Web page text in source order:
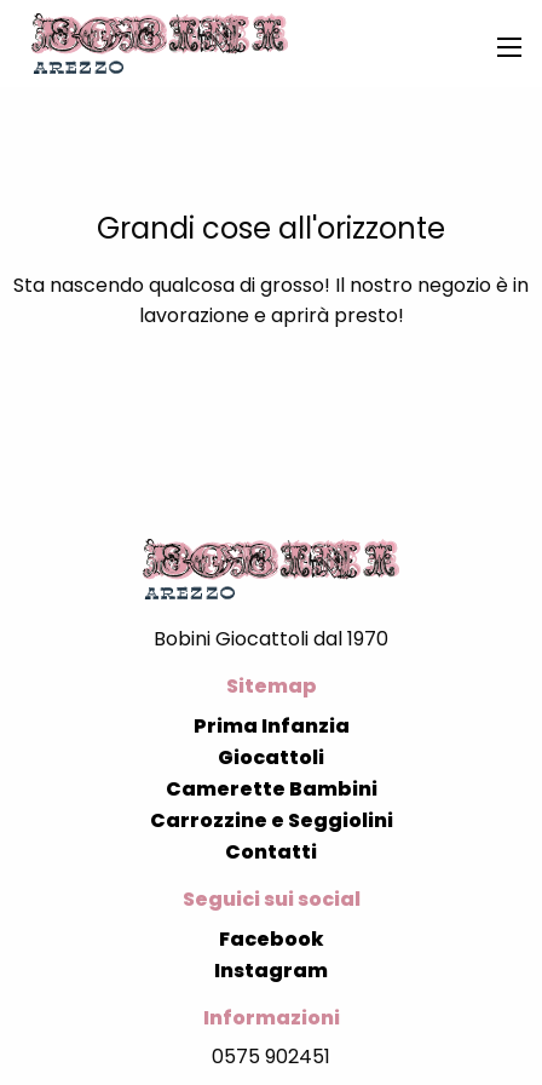
Grandi cose all'orizzonte
Sta nascendo qualcosa di grosso! Il nostro negozio è in
lavorazione e aprirà presto!
Bobini Giocattoli dal 1970
Sitemap
Prima Infanzia
Giocattoli
Camerette Bambini
Carrozzine e Seggiolini
Contatti
Seguici sui social
Facebook
Instagram
Informazioni
0575 902451